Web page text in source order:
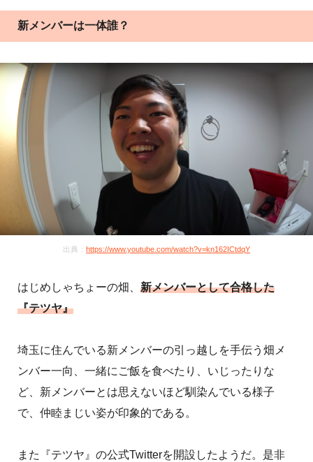
新メンバーは一体誰？
出典： https://www.youtube.com/watch?v=kn162ICtdqY
はじめしゃちょーの畑、 新メンバーとして合格した
『テツヤ』
埼玉に住んでいる新メンバーの引っ越しを手伝う畑メ
ンバー一向、一緒にご飯を食べたり、いじったりな
ど、新メンバーとは思えないほど馴染んでいる様子
で、仲睦まじい姿が印象的である。
また『テツヤ』の公式Twitterを開設したようだ。是非